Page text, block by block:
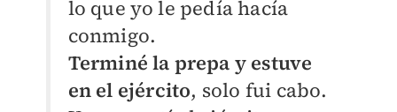
lo que yo le pedía hacía
conmigo.
Terminé la prepa y estuve
en el ejército, solo fui cabo.